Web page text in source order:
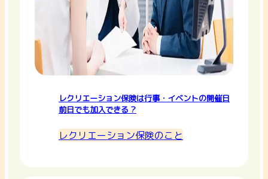
レクリエーション保険は行事・イベントの開催日
前日でも加入できる？
レクリエーション保険のこと